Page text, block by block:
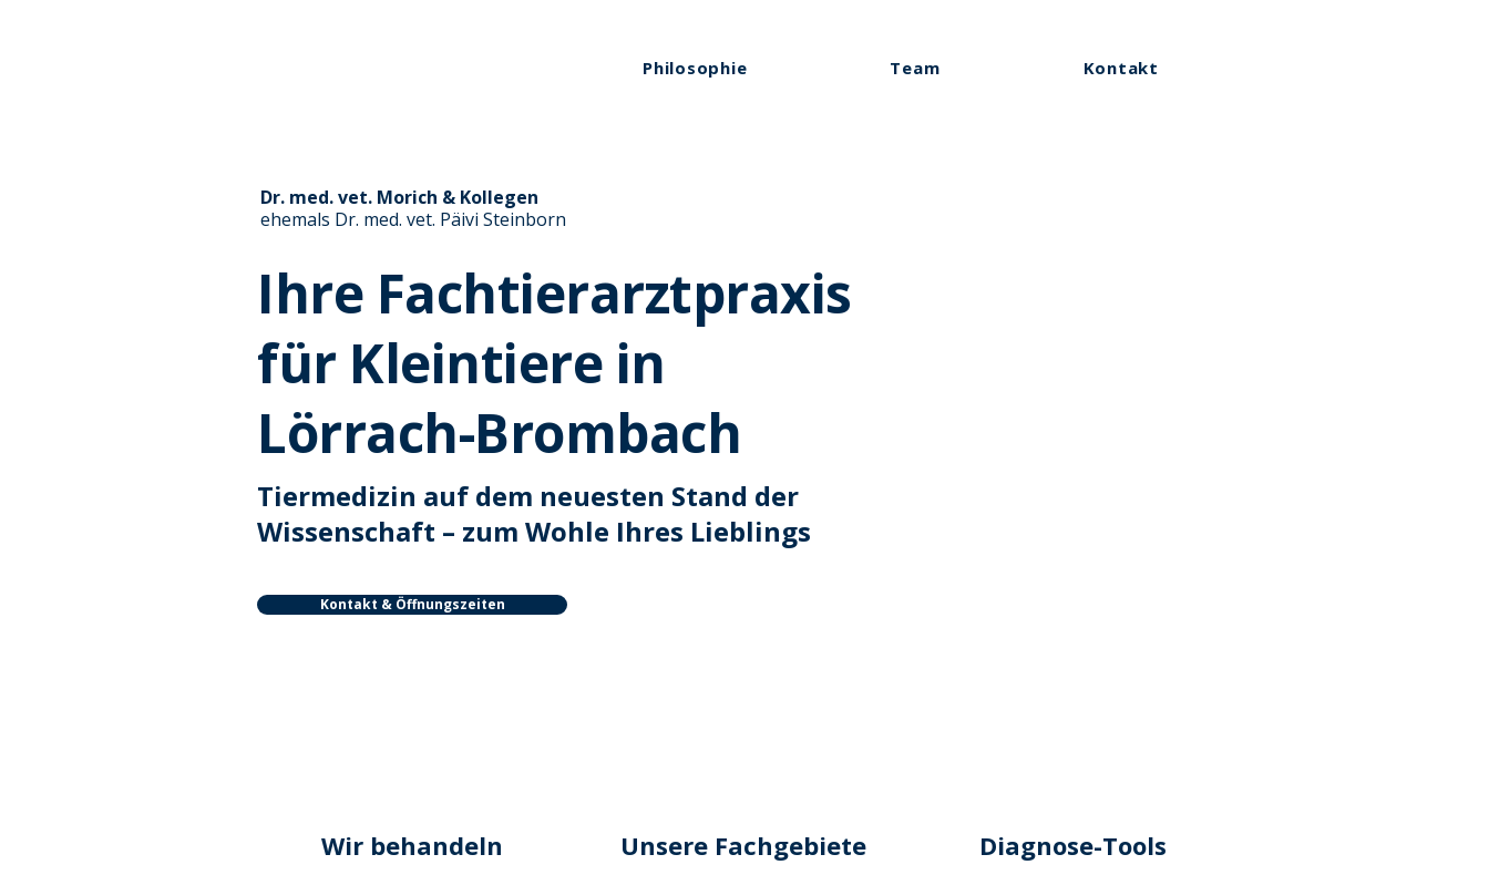
Philosophie Team Kontakt
Dr. med. vet. Morich & Kollegen
ehemals Dr. med. vet. Päivi Steinborn
Ihre Fachtierarztpraxis
für Kleintiere in
Lörrach-Brombach
Tiermedizin auf dem neuesten Stand der
Wissenschaft – zum Wohle Ihres Lieblings
Wir behandeln Unsere Fachgebiete Diagnose-Tools
Kontakt & Öffnungszeiten